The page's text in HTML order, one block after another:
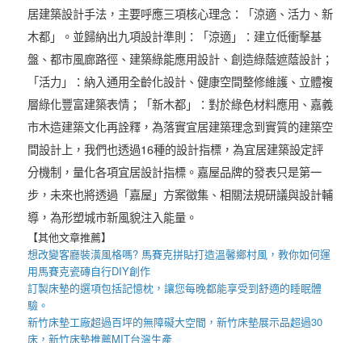
居建築設計手法，主要呼應三項核心理念：「涼適、活力、新
木都」。並歸納出九項設計準則：「涼適」：建立低衝擊基
盤、都市風廊路徑、建築綠能應用設計、創造綠蔭遮蔭設計；
「活力」：納入通用全齡化設計、健康空間整修維護、立體複
層綠化豐富建築表情；「新木都」：對於綠色材料應用、嘉義
市木造建築文化再詮釋，為落實宜居建築理念到實質的建築空
間設計上，我們也透過16種的設計指標，為宜居建築設定評
分機制，量化各項宜居設計指標。嘉屋品牌的發表只是第一
步，未來也將透過「嘉屋」方案徵集、相關法規研議與設計輔
導，為形塑城市新風貌注入能量。
【其他文章推薦】
想改變客廳裝潢風格嗎? 馬賽克拼貼打造溫馨鄉村風，教你如何運
用馬賽克瓷磚自行DIY創作
訂製床墊的選項包括記憶枕 ，讓您每晚都能享受到舒適的睡眠體
驗。
新竹床墊工廠超過百坪的無障礙大空間，新竹床墊展示品超過30
床，新竹床墊推薦MIT台灣生產